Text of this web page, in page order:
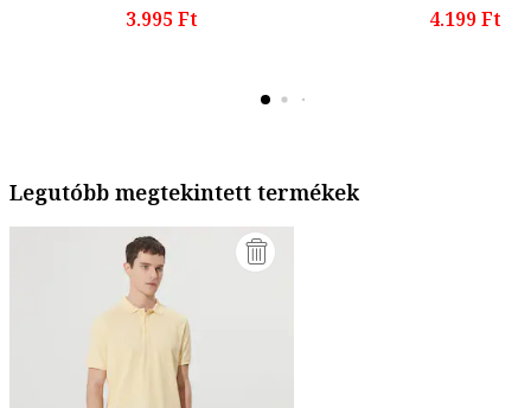
3.995 Ft
4.199 Ft
Legutóbb megtekintett termékek